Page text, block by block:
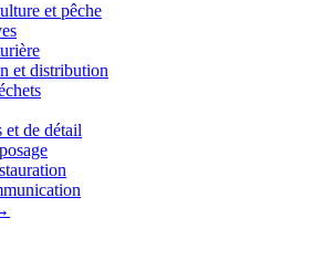
et pêche
et distribution
et de détail